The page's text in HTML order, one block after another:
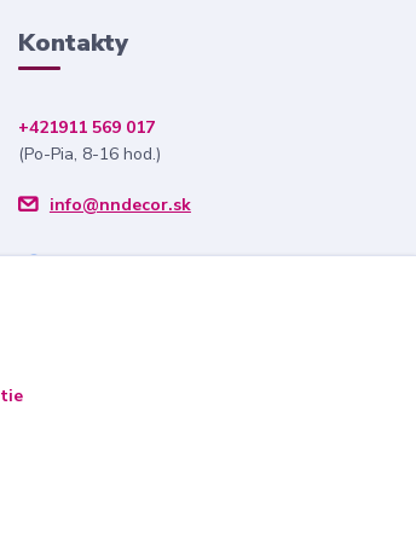
Kontakty
+421911 569 017
(Po-Pia, 8-16 hod.)
info@nndecor.sk